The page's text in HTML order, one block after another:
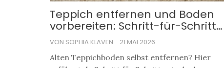
Teppich entfernen und Boden
vorbereiten: Schritt-für-Schritt-
Anleitung für ein perfektes
Ergebnis
VON SOPHIA KLAVEN 21 MAI 2026
Alten Teppichboden selbst entfernen? Hier